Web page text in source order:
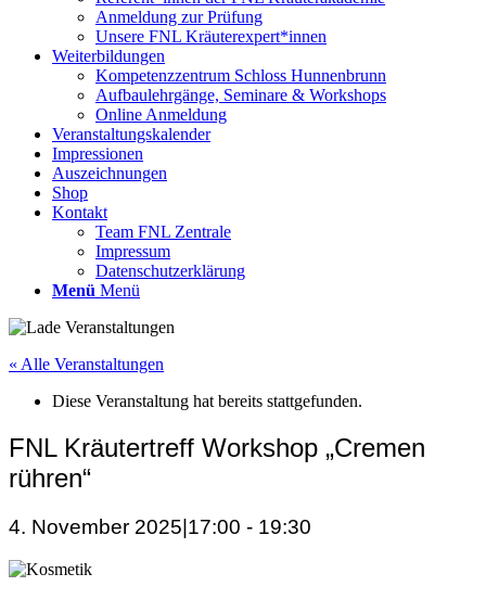
Anmeldung zur Prüfung
Unsere FNL Kräuterexpert*innen
Weiterbildungen
Kompetenzzentrum Schloss Hunnenbrunn
Aufbaulehrgänge, Seminare & Workshops
Online Anmeldung
Veranstaltungskalender
Impressionen
Auszeichnungen
Shop
Kontakt
Team FNL Zentrale
Impressum
Datenschutzerklärung
Menü Menü
« Alle Veranstaltungen
Diese Veranstaltung hat bereits stattgefunden.
FNL Kräutertreff Workshop „Cremen
rühren“
4. November 2025|17:00 - 19:30